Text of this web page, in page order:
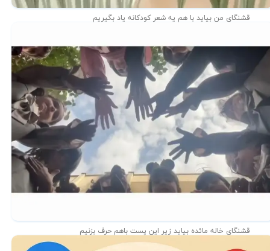
قشنگای من بيايد با هم یه شعر کودکانه ياد بگیریم
قشنگای خاله مائده بیاید زیر این پست باهم حرف بزنیم